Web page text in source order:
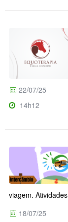
22/07/25
14h12
viagem.
18/07/25